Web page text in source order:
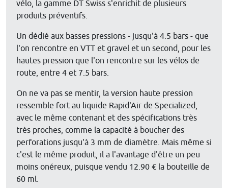
vélo, la gamme DT Swiss s'enrichit de plusieurs
produits préventifs.
Un dédié aux basses pressions - jusqu'à 4.5 bars - que
l'on rencontre en VTT et gravel et un second, pour les
hautes pression que l'on rencontre sur les vélos de
route, entre 4 et 7.5 bars.
On ne va pas se mentir, la version haute pression
ressemble fort au liquide Rapid'Air de Specialized,
avec le même contenant et des spécifications très
très proches, comme la capacité à boucher des
perforations jusqu'à 3 mm de diamètre. Mais même si
c'est le même produit, il a l'avantage d'être un peu
moins onéreux, puisque vendu 12.90 € la bouteille de
60 ml.